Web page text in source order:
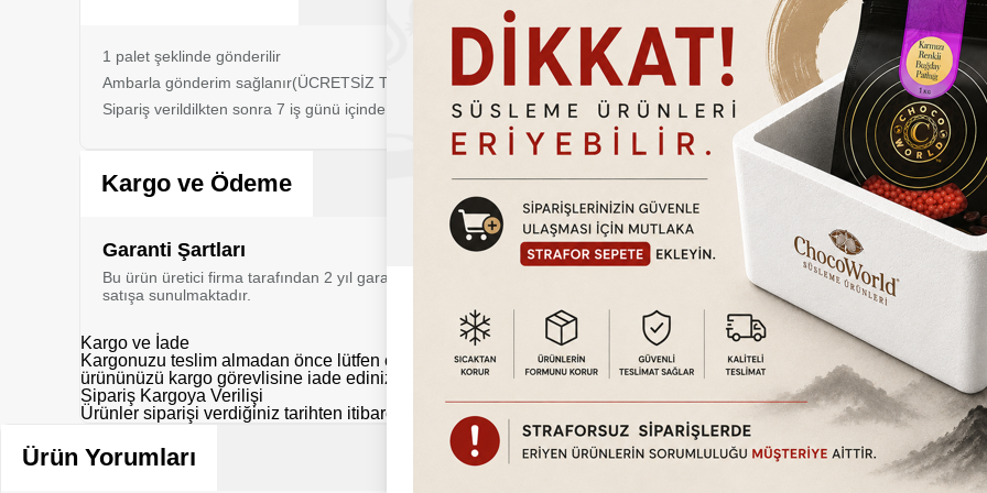
1 palet şeklinde gönderilir
Ambarla gönderim sağlanır(ÜCRETSİZ TESLİMATTIR)
Sipariş verildilkten sonra 7 iş günü içinde teslimatı sağlanır
Kargo ve Ödeme
Garanti Şartları
Bu ürün üretici firma tarafından 2 yıl garanti kapsamı altındadır. Ürün hasarlı kullanım, kullanıcı hataları vb. durumlar
satışa sunulmaktadır.
Kargo ve İade
Kargonuzu teslim almadan önce lütfen eksik, hasarlı ya da ayıplı olup olmadığını kontrol ediniz. Eğer kargonuzda
ürününüzü kargo görevlisine iade ediniz.
Sipariş Kargoya Verilişi
Ürünler siparişi verdiğiniz tarihten itibaren aksi belirtilmedikçe (Hızlı kargo vb. uyarı simgeleri.) 2 iş günü içerisinde
Ürün Yorumları